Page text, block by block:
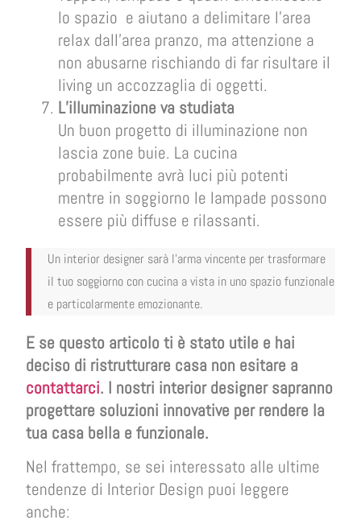
lo spazio e aiutano a delimitare l’area
relax dall’area pranzo, ma attenzione a
non abusarne rischiando di far risultare il
living un accozzaglia di oggetti.
L’illuminazione va studiata
Un buon progetto di illuminazione non
lascia zone buie. La cucina
probabilmente avrà luci più potenti
mentre in soggiorno le lampade possono
essere più diffuse e rilassanti.
Un interior designer sarà l’arma vincente per trasformare
il tuo soggiorno con cucina a vista in uno spazio funzionale
e particolarmente emozionante.
E se questo articolo ti è stato utile e hai
deciso di ristrutturare casa non esitare a
contattarci. I nostri interior designer sapranno
progettare soluzioni innovative per rendere la
tua casa bella e funzionale.
Nel frattempo, se sei interessato alle ultime
tendenze di Interior Design puoi leggere
anche: